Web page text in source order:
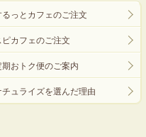
るっとカフェのご注文
ピカフェのご注文
期おトク便のご案内
チュライズを選んだ理由